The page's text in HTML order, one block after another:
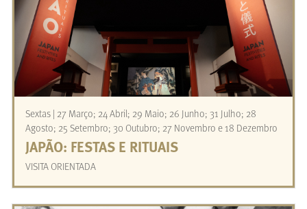
Sextas | 27 Março; 24 Abril; 29 Maio; 26 Junho; 31 Julho; 28
Agosto; 25 Setembro; 30 Outubro; 27 Novembro e 18 Dezembro
JAPÃO: FESTAS E RITUAIS
VISITA ORIENTADA